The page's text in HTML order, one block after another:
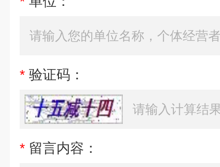
* 验证码：
* 留言内容：